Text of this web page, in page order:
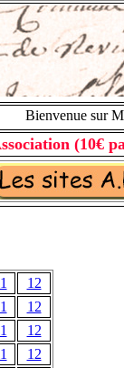
sur Meuse-
(10€
12
12
12
12